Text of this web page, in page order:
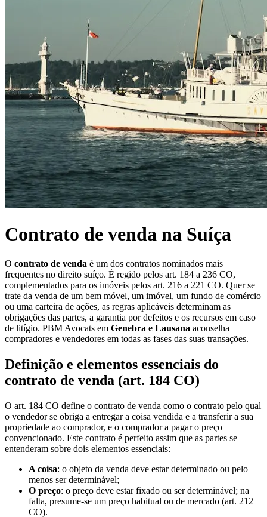
Contrato de venda na Suíça
O contrato de venda é um dos contratos nominados mais
frequentes no direito suíço. É regido pelos art. 184 a 236 CO,
complementados para os imóveis pelos art. 216 a 221 CO. Quer se
trate da venda de um bem móvel, um imóvel, um fundo de comércio
ou uma carteira de ações, as regras aplicáveis determinam as
obrigações das partes, a garantia por defeitos e os recursos em caso
de litígio. PBM Avocats em Genebra e Lausana aconselha
compradores e vendedores em todas as fases das suas transações.
Definição e elementos essenciais do
contrato de venda (art. 184 CO)
O art. 184 CO define o contrato de venda como o contrato pelo qual
o vendedor se obriga a entregar a coisa vendida e a transferir a sua
propriedade ao comprador, e o comprador a pagar o preço
convencionado. Este contrato é perfeito assim que as partes se
entenderam sobre dois elementos essenciais:
A coisa: o objeto da venda deve estar determinado ou pelo
menos ser determinável;
O preço: o preço deve estar fixado ou ser determinável; na
falta, presume-se um preço habitual ou de mercado (art. 212
CO).